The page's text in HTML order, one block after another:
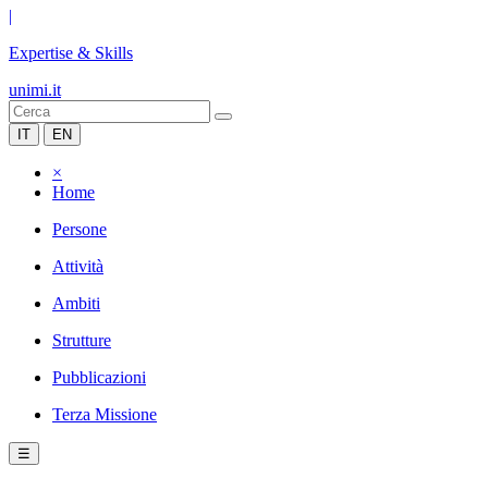
|
Expertise & Skills
unimi.it
IT EN
×
Home
Persone
Attività
Ambiti
Strutture
Pubblicazioni
Terza Missione
☰